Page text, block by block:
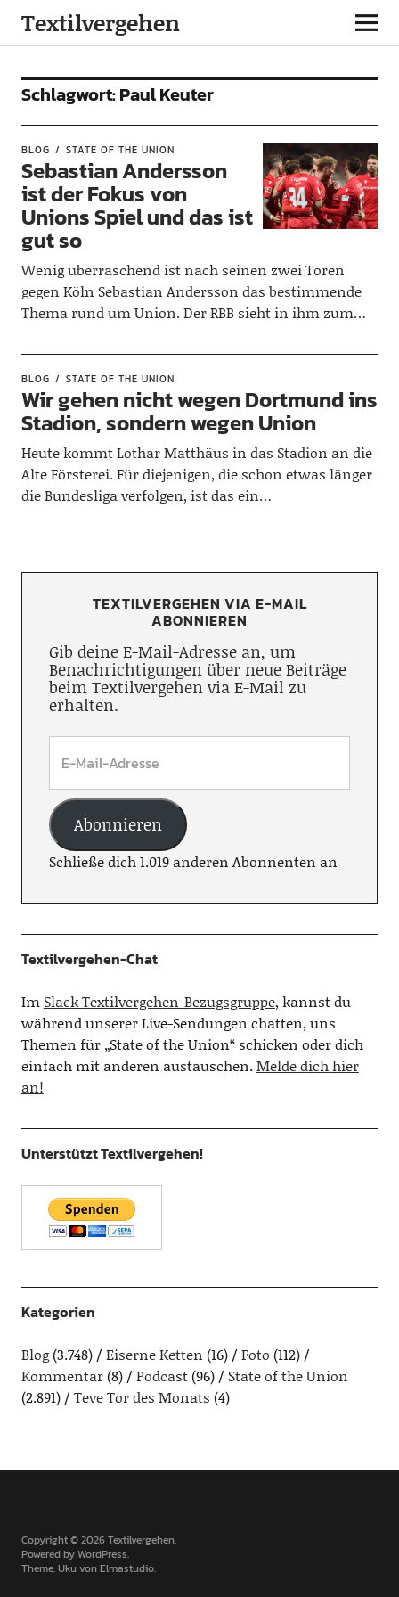
Textilvergehen
Schlagwort:Paul Keuter
BLOG STATE OF THE UNION
Sebastian Andersson
ist der Fokus von
Unions Spiel und das ist
gut so
Wenig überraschend ist nach seinen zwei Toren
gegen Köln Sebastian Andersson das bestimmende
Thema rund um Union. Der RBB sieht in ihm zum…
BLOG STATE OF THE UNION
Wir gehen nicht wegen Dortmund ins
Stadion, sondern wegen Union
Heute kommt Lothar Matthäus in das Stadion an die
Alte Försterei. Für diejenigen, die schon etwas länger
die Bundesliga verfolgen, ist das ein…
TEXTILVERGEHEN VIA E-MAIL
ABONNIEREN
Gib deine E-Mail-Adresse an, um
Benachrichtigungen über neue Beiträge
beim Textilvergehen via E-Mail zu
erhalten.
Abonnieren
Schließe dich 1.019 anderen Abonnenten an
Textilvergehen-Chat
Im Slack Textilvergehen-Bezugsgruppe, kannst du
während unserer Live-Sendungen chatten, uns
Themen für „State of the Union“ schicken oder dich
einfach mit anderen austauschen.Melde dich hier
an!
Unterstützt Textilvergehen!
Kategorien
Blog(3.748) Eiserne Ketten (16) Foto (112)
Kommentar(8) Podcast(96)
State of the Union
(2.891)
Teve Tor des Monats (4)
Copyright © 2026 Textilvergehen
Powered byWordPress
Theme: Uku vonElmastudio